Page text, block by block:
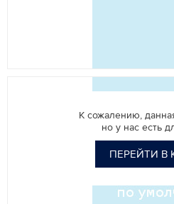
К сожалению,
но у нас есть
ПЕРЕЙТИ В